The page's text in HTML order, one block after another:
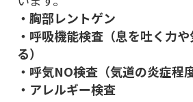
・胸部レントゲン
・呼吸機能検査（息を吐く力
る）
・呼気NO検査（気道の炎症程
・アレルギー検査